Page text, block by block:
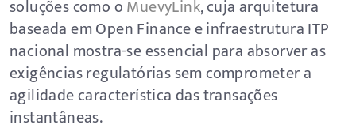
soluções como oMuevyLink, cuja arquitetura
baseada em Open Finance e infraestrutura ITP
nacional mostra-se essencial para absorver as
exigências regulatórias sem comprometer a
agilidade característica das transações
instantâneas.